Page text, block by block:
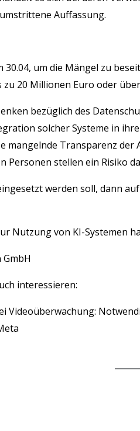
Auffassung.
30.04, um die Mängel zu
20 Millionen Euro oder
bezüglich des
solcher Systeme in
mangelnde Transparenz
Personen stellen ein Risiko
werden soll, dann
Nutzung von KI-Systemen
interessieren:
Videoüberwachung: